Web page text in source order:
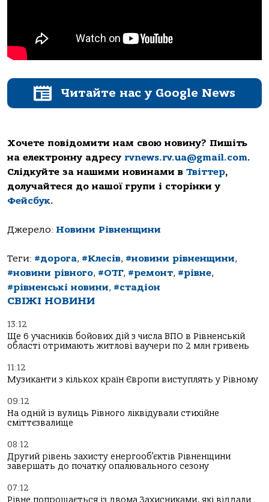
Читайте нас у Google News
Хочете повідомити нам свою новину? Пишіть
на електронну адресу rvnews.rv.ua@gmail.com.
Слідкуйте за нашими новинами в Твіттер,
долучайтеся до нашої групи і сторінки у
Фейсбук.
Джерело: Новини Рівненщини
Теги: #дорога, #Клесів, #новини рівненщини,
#новини рівного, #ОТГ, #ремонт, #рівне,
#рівненські новини, #стадіон
СВІЖІ НОВИНИ
13:12
Ще 6 учасників бойових дій з числа ВПО в Рівненській
області отримають житлові ваучери по 2 млн гривень
11:12
Музиканти з кількох країн Європи виступлять у Рівному
09:12
На одній із вулиць Рівного ліквідували стихійне
сміттєзвалище
08:12
Другий рівень захисту енергооб’єктів Рівненщини
завершать до початку опалювального сезону
07:12
Рівне попрощається із двома Захисниками, які віддали